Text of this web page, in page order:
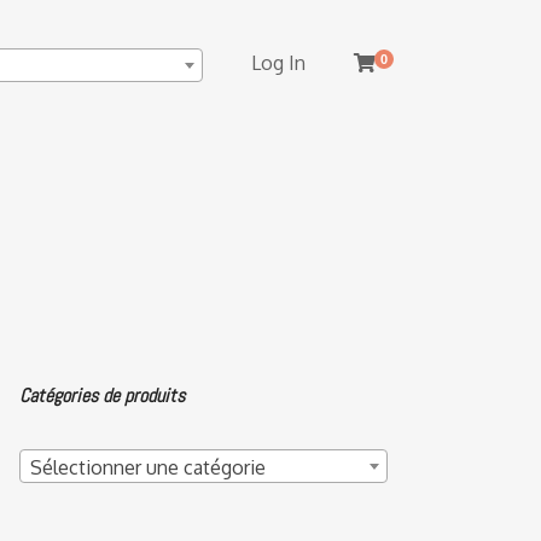
Log In 0
Catégories de produits
Sélectionner une catégorie